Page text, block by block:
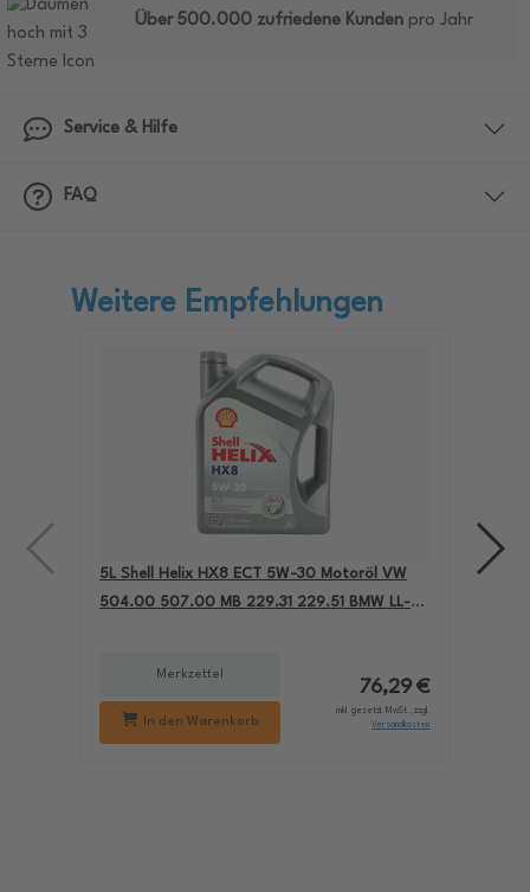
Über 500.000 zufriedene Kunden pro Jahr
Service & Hilfe
FAQ
Weitere Empfehlungen
5L Shell Helix HX8 ECT 5W-30 Motoröl VW
504.00 507.00 MB 229.31 229.51 BMW LL-04
Merkzettel
In den Warenkorb
76,29 €
inkl. gesetzl. MwSt., zzgl.
Versandkosten